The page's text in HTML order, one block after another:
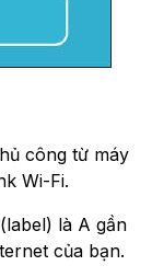
công từ máy
Wi-Fi.
là A gần
của bạn.